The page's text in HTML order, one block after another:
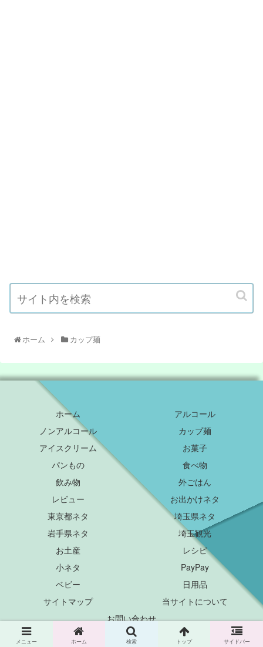
ホーム カップ麺
ホーム
アルコール
ノンアルコール
カップ麺
アイスクリーム
お菓子
パンもの
食べ物
飲み物
外ごはん
レビュー
お出かけネタ
東京都ネタ
埼玉県ネタ
岩手県ネタ
埼玉観光
お土産
レシピ
小ネタ
PayPay
ベビー
日用品
サイトマップ
当サイトについて
お問い合わせ
© 2018 チエチエふぁーむ.
メニュー ホーム 検索 トップ サイドバー